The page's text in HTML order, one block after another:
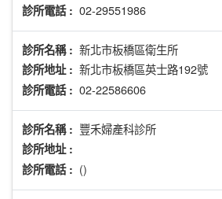
診所電話 : 02-29551986
診所名稱 : 新北市板橋區衛生所
診所地址 : 新北市板橋區英士路192號
診所電話 : 02-22586606
診所名稱 : 豐禾婦產科診所
診所地址 :
診所電話 : ()